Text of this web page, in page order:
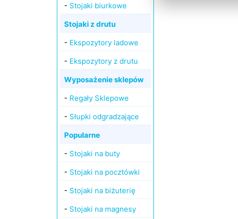
- Stojaki biurkowe
Stojaki z drutu
- Ekspozytory ladowe
- Ekspozytory z drutu
Wyposażenie sklepów
- Regały Sklepowe
- Słupki odgradzające
Popularne
- Stojaki na buty
- Stojaki na pocztówki
- Stojaki na biżuterię
- Stojaki na magnesy